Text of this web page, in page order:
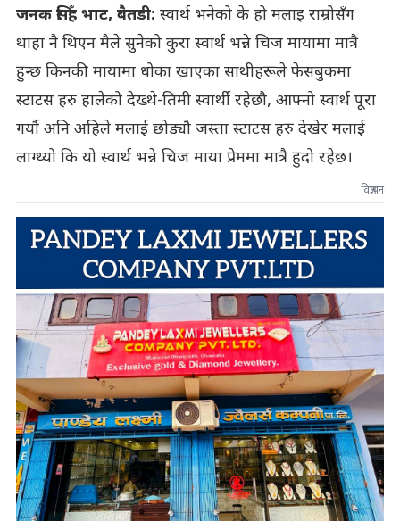
जनक सिँह भाट, बैतडी: स्वार्थ भनेको के हो मलाइ राम्रोसँग
थाहा नै थिएन मैले सुनेको कुरा स्वार्थ भन्ने चिज मायामा मात्रै
हुन्छ किनकी मायामा धोका खाएका साथीहरूले फेसबुकमा
स्टाटस हरु हालेको देख्थे-तिमी स्वार्थी रहेछौ, आफ्नो स्वार्थ पूरा
गर्यौ अनि अहिले मलाई छोड्यौ जस्ता स्टाटस हरु देखेर मलाई
लाग्थ्यो कि यो स्वार्थ भन्ने चिज माया प्रेममा मात्रै हुदो रहेछ।
विज्ञापन